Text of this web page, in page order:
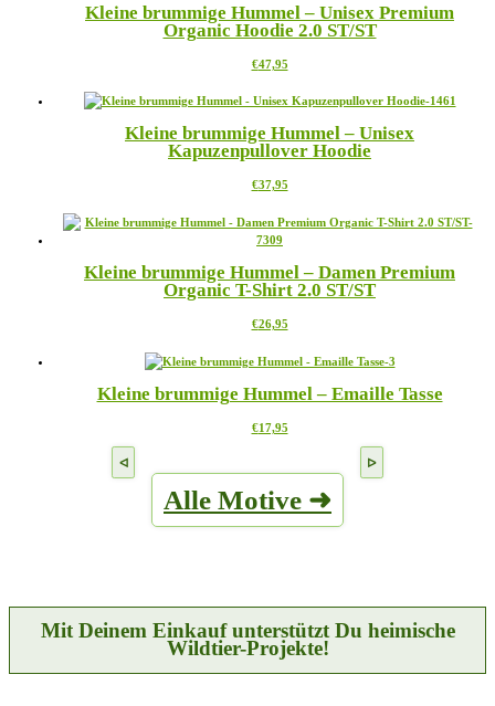
Produktseite
gewählt
auf.
Die
können
der
gewählt
werden
Kleine brummige Hummel – Unisex Premium
Organic Hoodie 2.0 ST/ST
€47,95Dieses
weist
Varianten
auf.
Optionen
auf
gewählt
werden
Kleine brummige Hummel – Unisex
Kapuzenpullover Hoodie
€37,95Dieses
weist
auf.
Die
können
der
gewählt
Kleine brummige Hummel – Damen Premium
Organic T-Shirt 2.0 ST/ST
€26,95Dieses
weist
Varianten
Die
der
Produktseite
Kleine brummige Hummel – Emaille Tasse
€17,95Dieses
Varianten
auf.
Produktseite
gewählt
werden
Alle Motive ➜
Mit Deinem Einkauf unterstützt Du heimische
Wildtier-Projekte!